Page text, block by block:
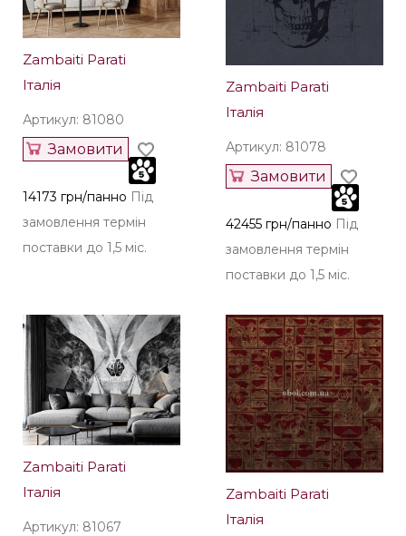
Zambaiti Parati
Італія
Артикул: 81080
Замовити
14173 грн/панно Під
замовлення термін
поставки до 1,5 міс.
Zambaiti Parati
Італія
Артикул: 81078
Замовити
42455 грн/панно Під
замовлення термін
поставки до 1,5 міс.
Zambaiti Parati
Італія
Артикул: 81067
Zambaiti Parati
Італія